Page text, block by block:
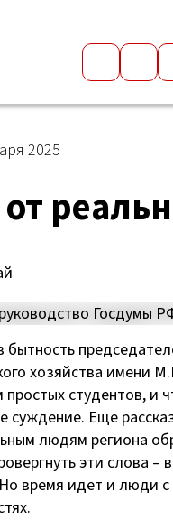
2025
бытность
хозяйства имени
студентов, и
суждение. Еще
людям региона
эти слова
время идет и люди